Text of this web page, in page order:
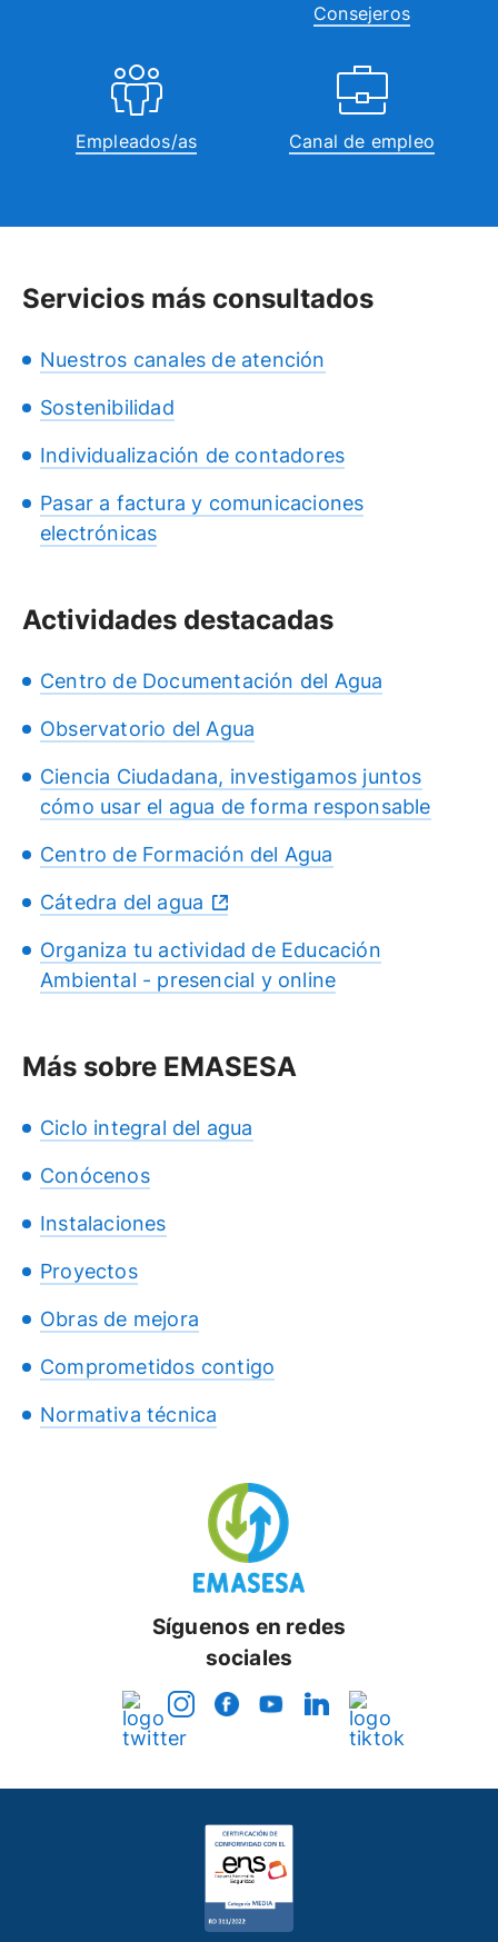
Consejeros
Empleados/as Canal de empleo
Servicios más consultados
Nuestros canales de atención
Sostenibilidad
Individualización de contadores
Pasar a factura y comunicaciones
electrónicas
Actividades destacadas
Centro de Documentación del Agua
Observatorio del Agua
Ciencia Ciudadana, investigamos juntos
cómo usar el agua de forma responsable
Centro de Formación del Agua
Cátedra del agua
Organiza tu actividad de Educación
Ambiental - presencial y online
Más sobre EMASESA
Ciclo integral del agua
Conócenos
Instalaciones
Proyectos
Obras de mejora
Comprometidos contigo
Normativa técnica
Síguenos en redes
sociales